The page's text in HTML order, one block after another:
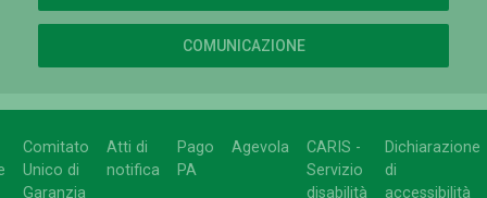
COMUNICAZIONE
Comitato
Unico di
Garanzia
Atti di
notifica
Pago
PA
Agevola
CARIS -
Servizio
disabilità
Dichiarazione
di
accessibilità